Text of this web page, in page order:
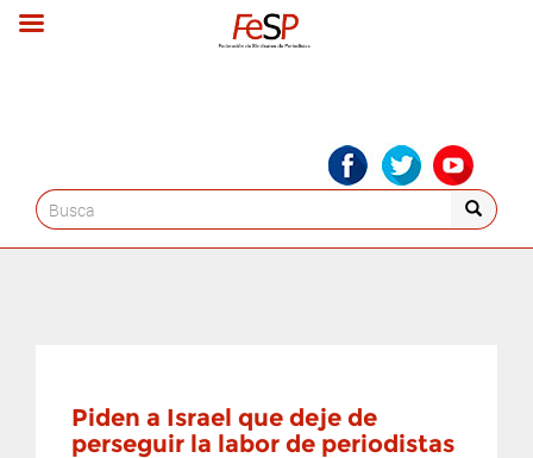
Search
for:
Piden a Israel que deje de
perseguir la labor de periodistas